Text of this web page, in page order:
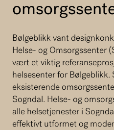
Bølgeblikk vant
Helse- og Omsorgssenter
vært et viktig
helsesenter for Bølgeblikk.
eksisterende
Sogndal. Helse- og
alle helsetjenester i
effektivt utformet og